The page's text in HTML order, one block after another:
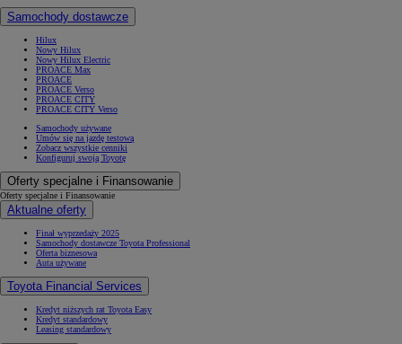
Samochody dostawcze
Hilux
Nowy Hilux
Nowy Hilux Electric
PROACE Max
PROACE
PROACE Verso
PROACE CITY
PROACE CITY Verso
Samochody używane
Umów się na jazdę testową
Zobacz wszystkie cenniki
Konfiguruj swoją Toyotę
Oferty specjalne i Finansowanie
Oferty specjalne i Finansowanie
Aktualne oferty
Finał wyprzedaży 2025
Samochody dostawcze Toyota Professional
Oferta biznesowa
Auta używane
Toyota Financial Services
Kredyt niższych rat Toyota Easy
Kredyt standardowy
Leasing standardowy